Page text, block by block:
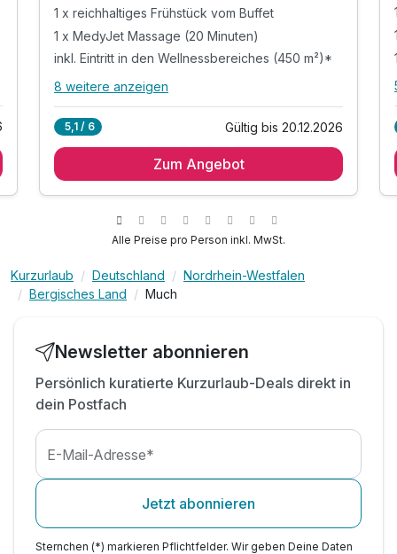
1 x reichhaltiges Frühstück vom Buffet
1 x MedyJet Massage (20 Minuten)
inkl. Eintritt in den Wellnessbereiches (450 m²)*
Alle Inklusivleistungen
Zimmerkategorie
1 x reichhaltiges Frühstück vom Buffet
inkl. Eintritt in den Wellnessbereiches (450 m²)*
inkl. Liegebereich und Außenterrasse
inkl. Nutzung des 610 m² großen
inkl. wöchentlichem Kursangebot
inkl. umfangreiches Fitnessangebot im Fitness
Club
inkl. Kraft-und Ausdauergeräten
*(jeweils gänztägig am An- und Abreisetag)
inkl. WLAN im Hotel
8 weitere anzeigen
5,1 / 6 Gültig bis 20.12.2026
Zum Angebot
Alle Preise pro Person inkl. MwSt.
Kurzurlaub Deutschland
Nordrhein-Westfalen
Bergisches Land
Much
Newsletter abonnieren
Persönlich kuratierte Kurzurlaub-Deals direkt in
dein Postfach
E-Mail-Adresse*
Jetzt abonnieren
Sternchen (*) markieren Pflichtfelder. Wir geben Deine Daten